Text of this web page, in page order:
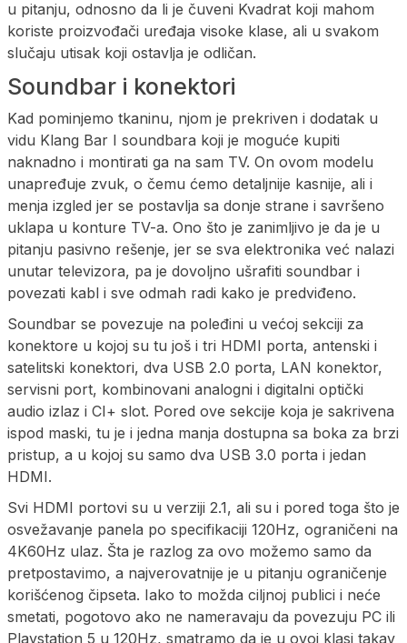
u pitanju, odnosno da li je čuveni Kvadrat koji mahom
koriste proizvođači uređaja visoke klase, ali u svakom
slučaju utisak koji ostavlja je odličan.
Soundbar i konektori
Kad pominjemo tkaninu, njom je prekriven i dodatak u
vidu Klang Bar I soundbara koji je moguće kupiti
naknadno i montirati ga na sam TV. On ovom modelu
unapređuje zvuk, o čemu ćemo detaljnije kasnije, ali i
menja izgled jer se postavlja sa donje strane i savršeno
uklapa u konture TV-a. Ono što je zanimljivo je da je u
pitanju pasivno rešenje, jer se sva elektronika već nalazi
unutar televizora, pa je dovoljno ušrafiti soundbar i
povezati kabl i sve odmah radi kako je predviđeno.
Soundbar se povezuje na poleđini u većoj sekciji za
konektore u kojoj su tu još i tri HDMI porta, antenski i
satelitski konektori, dva USB 2.0 porta, LAN konektor,
servisni port, kombinovani analogni i digitalni optički
audio izlaz i CI+ slot. Pored ove sekcije koja je sakrivena
ispod maski, tu je i jedna manja dostupna sa boka za brzi
pristup, a u kojoj su samo dva USB 3.0 porta i jedan
HDMI.
Svi HDMI portovi su u verziji 2.1, ali su i pored toga što je
osvežavanje panela po specifikaciji 120Hz, ograničeni na
4K60Hz ulaz. Šta je razlog za ovo možemo samo da
pretpostavimo, a najverovatnije je u pitanju ograničenje
korišćenog čipseta. Iako to možda ciljnoj publici i neće
smetati, pogotovo ako ne nameravaju da povezuju PC ili
Playstation 5 u 120Hz, smatramo da je u ovoj klasi takav